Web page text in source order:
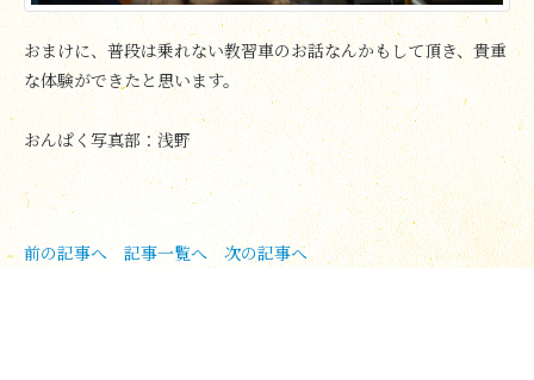
おまけに、普段は乗れない教習車のお話なんかもして頂き、貴重
な体験ができたと思います。
おんぱく写真部：浅野
前の記事へ 記事一覧へ 次の記事へ